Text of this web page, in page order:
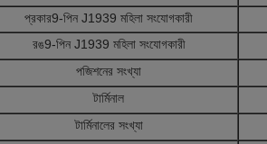
প্রকার9-পিন J1939 মহিলা সংযোগকারী
রঙ9-পিন J1939 মহিলা সংযোগকারী
পজিশনের সংখ্যা
টার্মিনাল
টার্মিনালের সংখ্যা